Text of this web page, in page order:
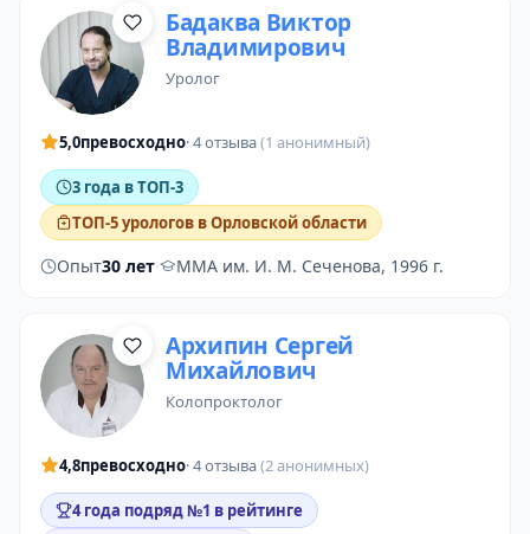
Бадаква Виктор
Владимирович
уролог
5,0превосходно· 4 отзыва(1 анонимный)
3 года в ТОП-3
ТОП-5 урологов в Орловской области
Опыт30 лет· ММА им. И. М. Сеченова, 1996 г.
Архипин Сергей
Михайлович
колопроктолог
4,8превосходно· 4 отзыва(2 анонимных)
4 года подряд №1 в рейтинге